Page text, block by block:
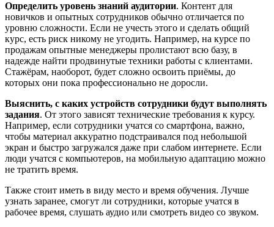
Определить уровень знаний аудитории. Контент для
новичков и опытных сотрудников обычно отличается по
уровню сложности. Если не учесть этого и сделать общий
курс, есть риск никому не угодить. Например, на курсе по
продажам опытные менеджеры пролистают всю базу, в
надежде найти продвинутые техники работы с клиентами.
Стажёрам, наоборот, будет сложно освоить приёмы, до
которых они пока профессионально не доросли.
Выяснить, с каких устройств сотрудники будут выполнять
задания. От этого зависят технические требования к курсу.
Например, если сотрудники учатся со смартфона, важно,
чтобы материал аккуратно подстраивался под небольшой
экран и быстро загружался даже при слабом интернете. Если
люди учатся с компьютеров, на мобильную адаптацию можно
не тратить время.
Также стоит иметь в виду место и время обучения. Лучше
узнать заранее, смогут ли сотрудники, которые учатся в
рабочее время, слушать аудио или смотреть видео со звуком.